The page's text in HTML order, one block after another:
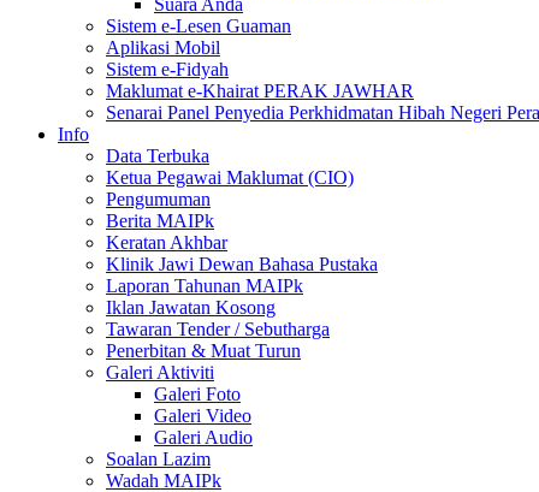
Suara Anda
Sistem e-Lesen Guaman
Aplikasi Mobil
Sistem e-Fidyah
Maklumat e-Khairat PERAK JAWHAR
Senarai Panel Penyedia Perkhidmatan Hibah Negeri
Info
Data Terbuka
Ketua Pegawai Maklumat (CIO)
Pengumuman
Berita MAIPk
Keratan Akhbar
Klinik Jawi Dewan Bahasa Pustaka
Laporan Tahunan MAIPk
Iklan Jawatan Kosong
Tawaran Tender / Sebutharga
Penerbitan & Muat Turun
Galeri Aktiviti
Galeri Foto
Galeri Video
Galeri Audio
Soalan Lazim
Wadah MAIPk